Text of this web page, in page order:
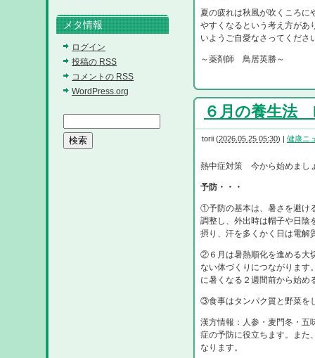
夏の疲れは秋風が吹くころに
やすくなるという考え方があ
いようご自愛なさってくださ
～薬剤師 鳥居英勝～
６月の養生法
torii (2026.05.25 05:30) | 健康ニ
熱中症対策 今から始めまし
予防・・・
①予防の基本は、暑さを避け
調整し、外出時は帽子や日陰
摂り、汗を多くかく日は電解
②６月は暑熱順化を進める大
ない体づくりにつながります
に暑くなる２週間前から始め
③食事はタンパク質と野菜を
漢方情報：人参・麦門冬・五
症の予防に役立ちます。また
なります。
メタ情報
ログイン
投稿の RSS
コメントの RSS
WordPress.org